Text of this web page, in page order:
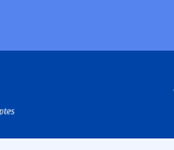
: LA